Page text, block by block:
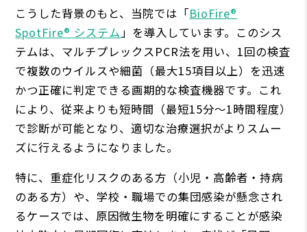
こうした背景のもと、当院では「BioFire®
SpotFire® システム 」を導入しています。このシス
テムは、マルチプレックスPCR法を用い、1回の検査
で複数のウイルスや細菌（最大15項目以上）を迅速
かつ正確に判定できる画期的な検査機器です。これ
により、従来よりも短時間（最短15分〜1時間程度）
で診断が可能となり、適切な治療選択がよりスムー
ズに行えるようになりました。
特に、重症化リスクのある方（小児・高齢者・持病
のある方）や、学校・職場での集団感染が懸念され
るケースでは、原因微生物を明確にすることが感染